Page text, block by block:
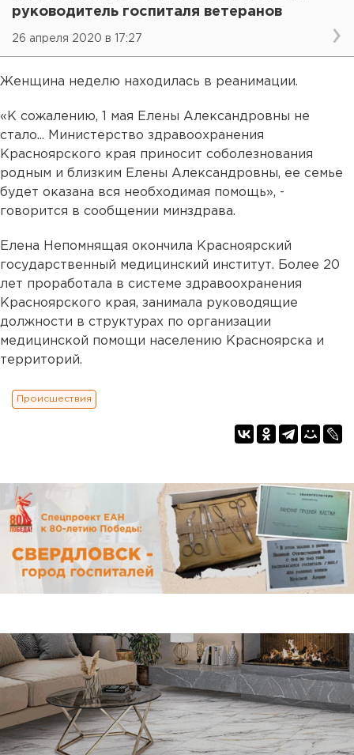
руководитель госпиталя ветеранов
26 апреля 2020 в 17:27
Женщина неделю находилась в реанимации.
«К сожалению, 1 мая Елены Александровны не
стало... Министерство здравоохранения
Красноярского края приносит соболезнования
родным и близким Елены Александровны, ее семье
будет оказана вся необходимая помощь», -
говорится в сообщении минздрава.
Елена Непомнящая окончила Красноярский
государственный медицинский институт. Более 20
лет проработала в системе здравоохранения
Красноярского края, занимала руководящие
должности в структурах по организации
медицинской помощи населению Красноярска и
территорий.
Происшествия